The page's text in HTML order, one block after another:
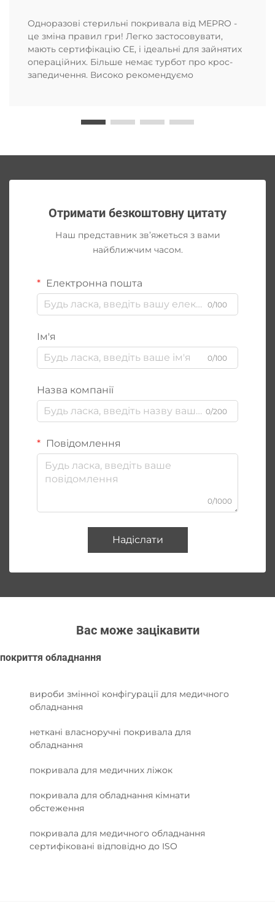
Одноразові стерильні покривала від MEPRO -
це зміна правил гри! Легко застосовувати,
мають сертифікацію CE, і ідеальні для зайнятих
операційних. Більше немає турбот про крос-
запедичення. Високо рекомендуємо
Отримати безкоштовну цитату
Наш представник зв’яжеться з вами
найближчим часом.
Електронна пошта
0/100
Ім'я
0/100
Назва компанії
0/200
Повідомлення
0/1000
Надіслати
Вас може зацікавити
покриття обладнання
вироби змінної конфігурації для медичного
обладнання
неткані власноручні покривала для
обладнання
покривала для медичних ліжок
покривала для обладнання кімнати
обстеження
покривала для медичного обладнання
сертифіковані відповідно до ISO